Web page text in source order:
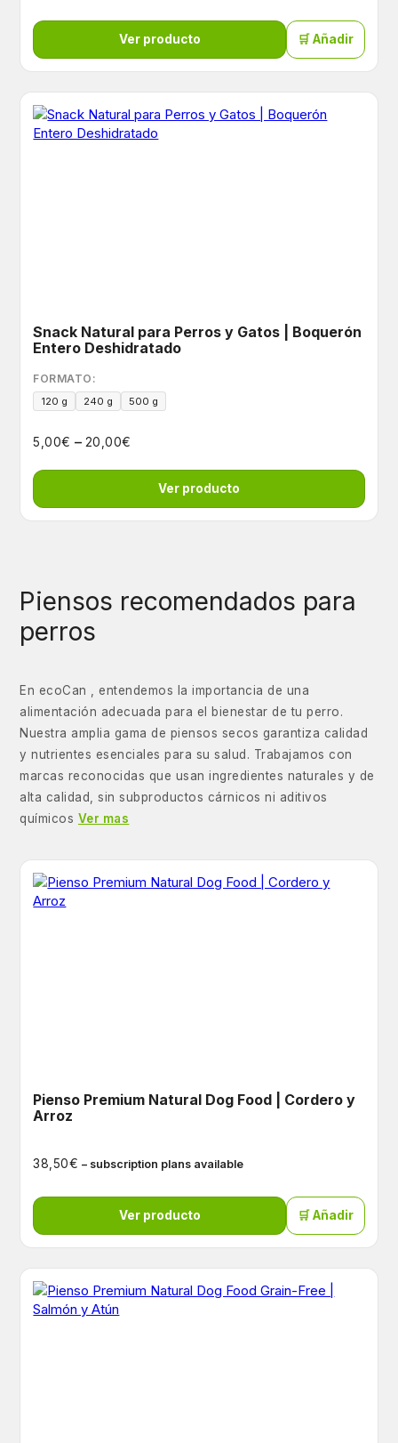
Ver producto 🛒 Añadir
Snack Natural para Perros y Gatos | Boquerón
Entero Deshidratado
FORMATO:
120 g 240 g 500 g
5,00€ – 20,00€
Ver producto
Piensos recomendados para
perros
En ecoCan , entendemos la importancia de una
alimentación adecuada para el bienestar de tu perro.
Nuestra amplia gama de piensos secos garantiza calidad
y nutrientes esenciales para su salud. Trabajamos con
marcas reconocidas que usan ingredientes naturales y de
alta calidad, sin subproductos cárnicos ni aditivos
químicos Ver mas
Pienso Premium Natural Dog Food | Cordero y
Arroz
38,50€ – subscription plans available
Ver producto 🛒 Añadir